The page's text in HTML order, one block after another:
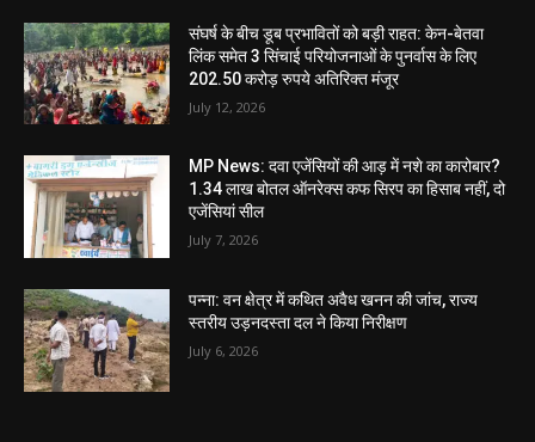
संघर्ष के बीच डूब प्रभावितों को बड़ी राहत: केन-बेतवा
लिंक समेत 3 सिंचाई परियोजनाओं के पुनर्वास के लिए
202.50 करोड़ रुपये अतिरिक्त मंजूर
July 12, 2026
MP News: दवा एजेंसियों की आड़ में नशे का कारोबार?
1.34 लाख बोतल ऑनरेक्स कफ सिरप का हिसाब नहीं, दो
एजेंसियां सील
July 7, 2026
पन्ना: वन क्षेत्र में कथित अवैध खनन की जांच, राज्य
स्तरीय उड़नदस्ता दल ने किया निरीक्षण
July 6, 2026